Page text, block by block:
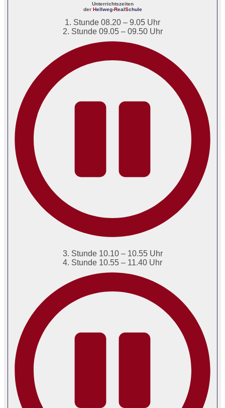
Unterrichtszeiten
der Hellweg-RealSchule
1. Stunde 08.20 – 9.05 Uhr
2. Stunde 09.05 – 09.50 Uhr
3. Stunde 10.10 – 10.55 Uhr
4. Stunde 10.55 – 11.40 Uhr